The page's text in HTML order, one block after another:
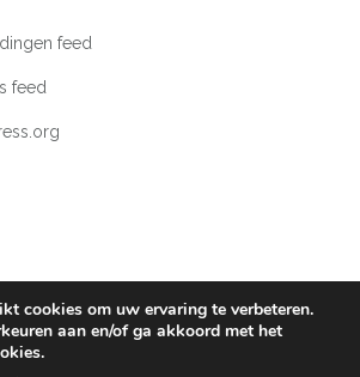
feed
feed
Bosch 2026 - KvK 67699731
cookies om uw ervaring te verbeteren.
aan en/of ga akkoord met het